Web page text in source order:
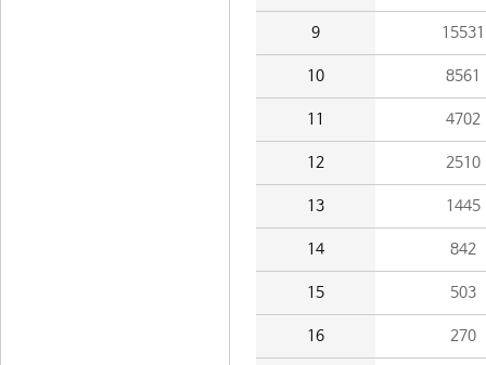
9 15531
10 8561
11 4702
12 2510
13 1445
14 842
15 503
16 270